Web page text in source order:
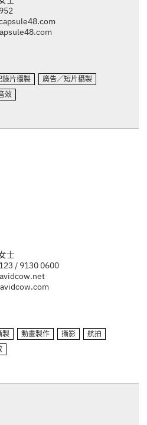
錄片攝製
廣告／短片攝製
效
士
/ 9130 0600
製 動畫製作 攝影
航拍